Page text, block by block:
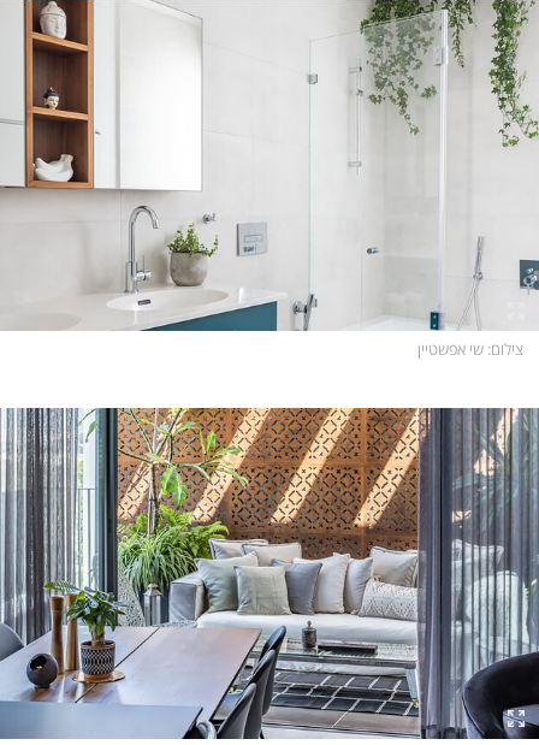
צילום: שי אפשטיין